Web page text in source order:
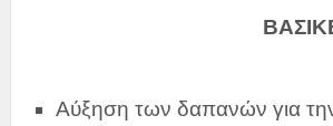
Αύξηση των δαπανών για